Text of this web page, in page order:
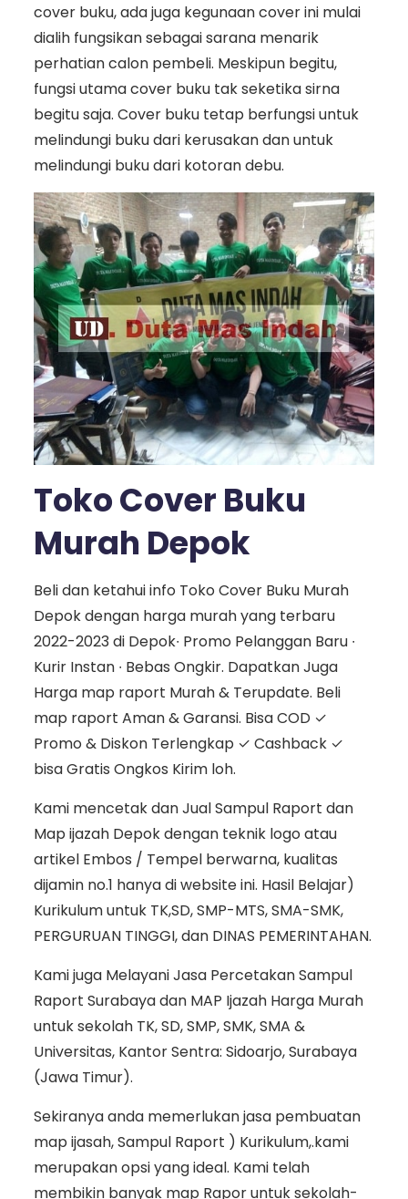
cover buku, ada juga kegunaan cover ini mulai
dialih fungsikan sebagai sarana menarik
perhatian calon pembeli. Meskipun begitu,
fungsi utama cover buku tak seketika sirna
begitu saja. Cover buku tetap berfungsi untuk
melindungi buku dari kerusakan dan untuk
melindungi buku dari kotoran debu.
Toko Cover Buku
Murah Depok
Beli dan ketahui info Toko Cover Buku Murah
Depok dengan harga murah yang terbaru
2022-2023 di Depok∙ Promo Pelanggan Baru ∙
Kurir Instan ∙ Bebas Ongkir. Dapatkan Juga
Harga map raport Murah & Terupdate. Beli
map raport Aman & Garansi. Bisa COD ✓
Promo & Diskon Terlengkap ✓ Cashback ✓
bisa Gratis Ongkos Kirim loh.
Kami mencetak dan Jual Sampul Raport dan
Map ijazah Depok dengan teknik logo atau
artikel Embos / Tempel berwarna, kualitas
dijamin no.1 hanya di website ini. Hasil Belajar)
Kurikulum untuk TK,SD, SMP-MTS, SMA-SMK,
PERGURUAN TINGGI, dan DINAS PEMERINTAHAN.
Kami juga Melayani Jasa Percetakan Sampul
Raport Surabaya dan MAP Ijazah Harga Murah
untuk sekolah TK, SD, SMP, SMK, SMA &
Universitas, Kantor Sentra: Sidoarjo, Surabaya
(Jawa Timur).
Sekiranya anda memerlukan jasa pembuatan
map ijasah, Sampul Raport ) Kurikulum,.kami
merupakan opsi yang ideal. Kami telah
membikin banyak map Rapor untuk sekolah-